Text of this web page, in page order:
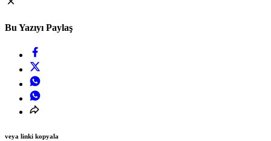
Bu Yazıyı Paylaş
veya linki kopyala